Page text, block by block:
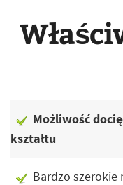
Możliwość
kształtu
Bardzo